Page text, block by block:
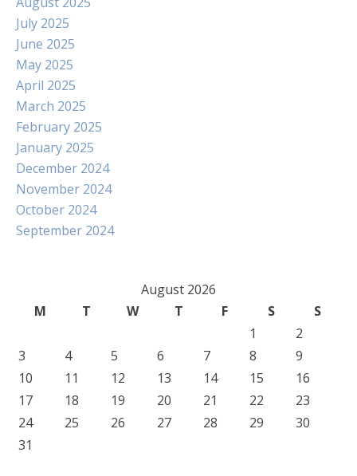
July 2025
June 2025
May 2025
April 2025
March 2025
February 2025
January 2025
December 2024
November 2024
October 2024
September 2024
August 2026
M
T W T F S
S
1
2
3
4 5 6 7 8
9
10
11 12 13 14 15
16
17
18 19 20 21 22
23
24
25 26 27 28 29
30
31